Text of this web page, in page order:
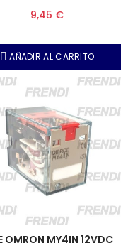
prueba o test.
9,45 €
AÑADIR AL CARRITO
OMRON MY4IN 12VDC